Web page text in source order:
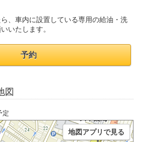
、車内に設置している専用の給油・洗
いたします。
予約
図
定
地図アプリで見る